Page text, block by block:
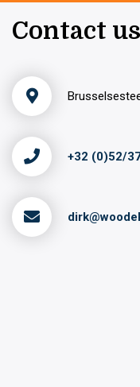
Contact us
+32 (0)52/